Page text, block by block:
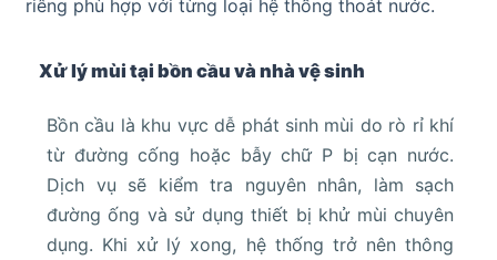
riêng phù hợp với từng loại hệ thống thoát nước.
Xử lý mùi tại bồn cầu và nhà vệ sinh
Bồn cầu là khu vực dễ phát sinh mùi do rò rỉ khí
từ đường cống hoặc bẫy chữ P bị cạn nước.
Dịch vụ sẽ kiểm tra nguyên nhân, làm sạch
đường ống và sử dụng thiết bị khử mùi chuyên
dụng. Khi xử lý xong, hệ thống trở nên thông